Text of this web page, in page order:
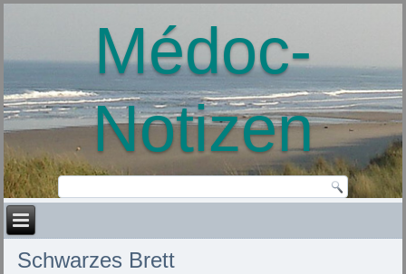
Médoc-
Notizen
Schwarzes Brett